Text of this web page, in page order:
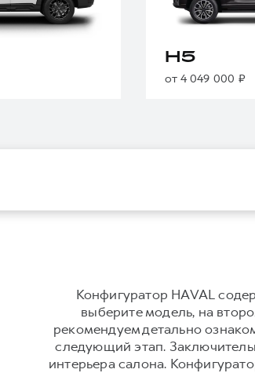
H5
от 4 049 000 ₽
Конфигуратор HAVAL
выберите модель, на
рекомендуем детально
следующий этап.
интерьера салона.